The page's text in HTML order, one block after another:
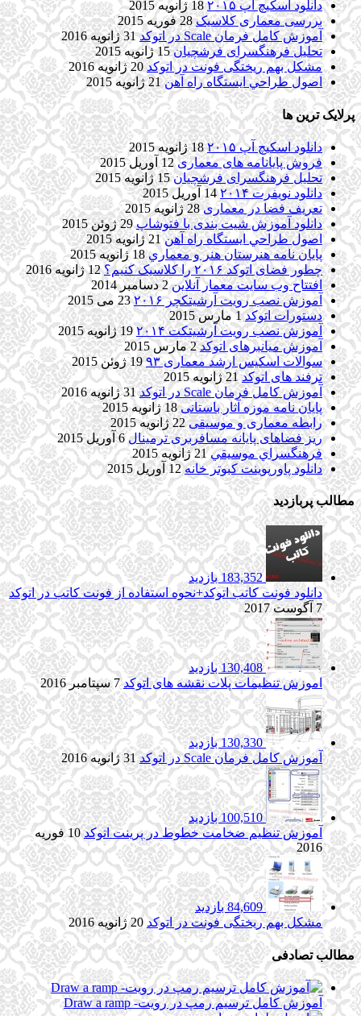
دانلود اسکیچ آپ ۲۰۱۵
18 ژانویه 2015
بررسی معماری کلاسیک 28 فوریه 2015
آموزش کامل فرمان Scale در اتوکد
31 ژانویه 2016
تحلیل فرهنگسرای فرشچیان 15 ژانویه 2015
مشکل بهم ریختگی فونت در اتوکد 20 ژانویه 2016
اصول طراحي ایستگاه راه آهن 21 ژانویه 2015
پرلایک ترین ها
دانلود اسکیچ آپ ۲۰۱۵
18 ژانویه 2015
فروش پایانامه های معماری 12 آوریل 2015
تحلیل فرهنگسرای فرشچیان 15 ژانویه 2015
دانلود نویفرت ۲۰۱۴
14 آوریل 2015
تعریف فضا در معماری 28 ژانویه 2015
دانلود آموزش شیت بندی با فتوشاپ 29 ژوئن 2015
اصول طراحي ایستگاه راه آهن 21 ژانویه 2015
پایان نامه هنرستان هنر و معماري 18 ژانویه 2015
چطور فضای اتوکد ۲۰۱۶ را کلاسیک کنیم؟
12 ژانویه 2016
افتتاح وب سایت معمار آنلاین 2 دسامبر 2014
آموزش نصب رویت آرشیتکچر ۲۰۱۶
23 می 2015
دستورات اتوکد 1 مارس 2015
آموزش نصب رویت آرشیتکت ۲۰۱۴
19 ژانویه 2015
آموزش میانبرهای اتوکد 2 مارس 2015
سوالات اسکیس ارشد معماری ۹۳
19 ژوئن 2015
ترفند های اتوکد 21 ژانویه 2015
آموزش کامل فرمان Scale در اتوکد
31 ژانویه 2016
پایان نامه موزه آثار باستانی 18 ژانویه 2015
رابطه معماری و موسیقی 22 ژانویه 2015
ریز فضاهای پایانه مسافربری ترمینال 6 آوریل 2015
فرهنگسراي موسيقي 21 ژانویه 2015
دانلود پاورپوینت کبوتر خانه 12 آوریل 2015
مطالب پربازدید
183,352 بازدید
دانلود فونت کاتب اتوکد+نحوه استفاده از فونت کاتب در اتوکد
7 آگوست 2017
130,408 بازدید
اموزش تنظیمات پلات نقشه های اتوکد 7 سپتامبر 2016
130,330 بازدید
آموزش کامل فرمان Scale در اتوکد
31 ژانویه 2016
100,510 بازدید
آموزش تنظیم ضخامت خطوط در پرینت اتوکد
10 فوریه
2016
84,609 بازدید
مشکل بهم ریختگی فونت در اتوکد 20 ژانویه 2016
مطالب تصادفی
آموزش کامل ترسیم رمپ در رویت- Draw a ramp